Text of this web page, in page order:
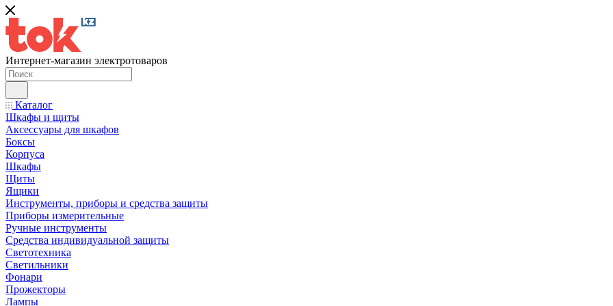
Интернет-магазин электротоваров
Каталог
Шкафы и щиты
Аксессуары для шкафов
Боксы
Корпуса
Шкафы
Щиты
Ящики
Инструменты, приборы и средства защиты
Приборы измерительные
Ручные инструменты
Средства индивидуальной защиты
Светотехника
Светильники
Фонари
Прожекторы
Лампы